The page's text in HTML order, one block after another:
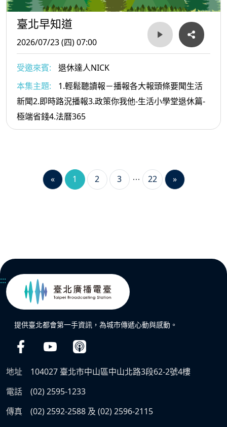
臺北早知道
2026/07/23 (四) 07:00
受邀來賓:
退休達人NICK
本集主題:
1.輕鬆聽讀報－播報各大報頭條要聞生活
新聞2.即時路況播報3.政策你我他-生活小學堂退休篇-
極端省錢4.法曆365
« 1 2 3 22 »
:::
提供臺北都會第一手資訊，為城市傳遞心動與感動。
地址
104027 臺北市中山區中山北路3段62-2號4樓
電話
(02) 2595-1233
傳真
(02) 2592-2588 及 (02) 2596-2115